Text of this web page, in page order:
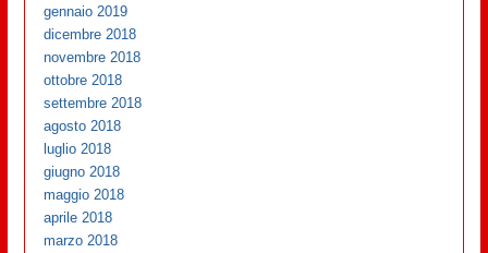
gennaio 2019
dicembre 2018
novembre 2018
ottobre 2018
settembre 2018
agosto 2018
luglio 2018
giugno 2018
maggio 2018
aprile 2018
marzo 2018